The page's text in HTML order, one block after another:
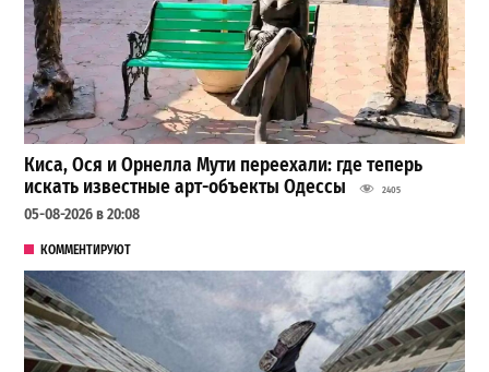
Киса, Ося и Орнелла Мути переехали: где теперь
искать известные арт-объекты Одессы
2405
05-08-2026 в 20:08
КОММЕНТИРУЮТ